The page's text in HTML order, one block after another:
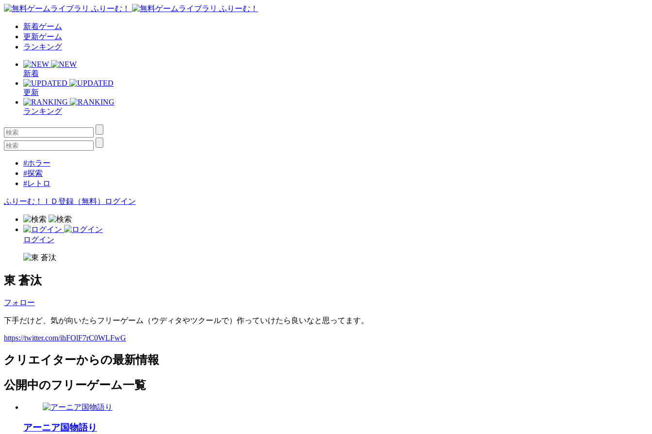
新着ゲーム
更新ゲーム
ランキング
新着
更新
ランキング
#ホラー
#探索
#レトロ
ふりーむ！ＩＤ登録（無料） ログイン
ログイン
東 蒼汰
フォロー
下手だけど、気が向いたらフリーゲーム（ウディタやツクールで）作っていけたら良いなと思ってます。
https://twitter.com/ihFOlF7rC0WLFwG
クリエイターからの最新情報
公開中のフリーゲーム一覧
アーニア国物語り